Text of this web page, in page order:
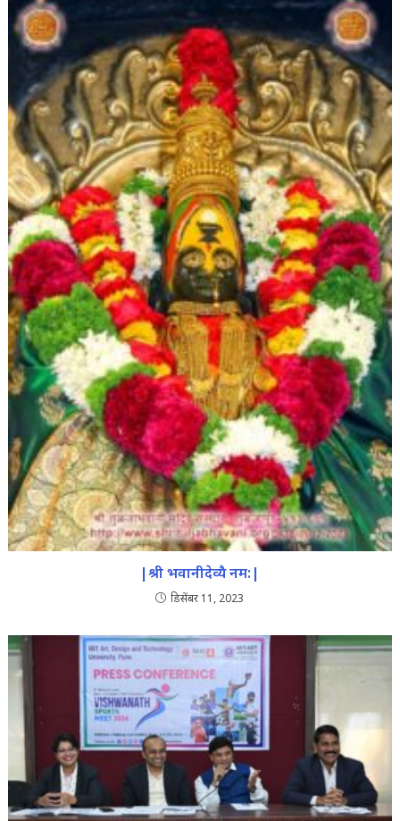
|श्री भवानीदेव्यै नम:|
डिसेंबर 11, 2023